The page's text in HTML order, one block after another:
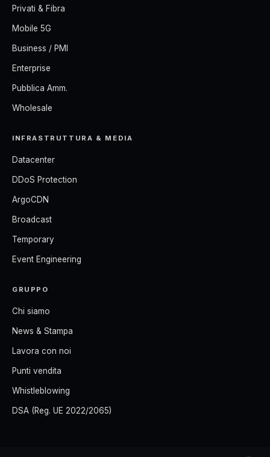
Privati & Fibra
Mobile 5G
Business / PMI
Enterprise
Pubblica Amm.
Wholesale
INFRASTRUTTURA & MEDIA
Datacenter
DDoS Protection
ArgoCDN
Broadcast
Temporary
Event Engineering
GRUPPO
Chi siamo
News & Stampa
Lavora con noi
Punti vendita
Whistleblowing
DSA (Reg. UE 2022/2065)